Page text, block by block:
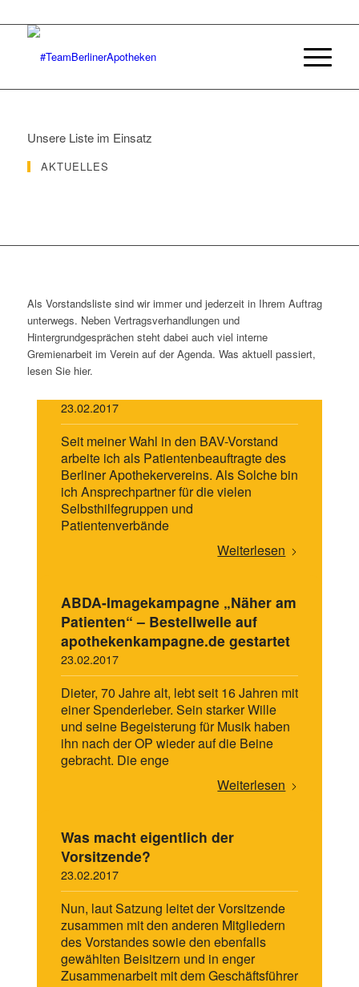
Unsere Liste im Einsatz
AKTUELLES
Als Vorstandsliste sind wir immer und jederzeit in Ihrem Auftrag
unterwegs. Neben Vertragsverhandlungen und
Hintergrundgesprächen steht dabei auch viel interne
Gremienarbeit im Verein auf der Agenda. Was aktuell passiert,
lesen Sie hier.
23.02.2017
Seit meiner Wahl in den BAV-Vorstand
arbeite ich als Patientenbeauftragte des
Berliner Apothekervereins. Als Solche bin
ich Ansprechpartner für die vielen
Selbsthilfegruppen und
Patientenverbände
Weiterlesen
ABDA-Imagekampagne „Näher am
Patienten“ – Bestellwelle auf
apothekenkampagne.de gestartet
23.02.2017
Dieter, 70 Jahre alt, lebt seit 16 Jahren mit
einer Spenderleber. Sein starker Wille
und seine Begeisterung für Musik haben
ihn nach der OP wieder auf die Beine
gebracht. Die enge
Weiterlesen
Was macht eigentlich der
Vorsitzende?
23.02.2017
Nun, laut Satzung leitet der Vorsitzende
zusammen mit den anderen Mitgliedern
des Vorstandes sowie den ebenfalls
gewählten Beisitzern und in enger
Zusammenarbeit mit dem Geschäftsführer